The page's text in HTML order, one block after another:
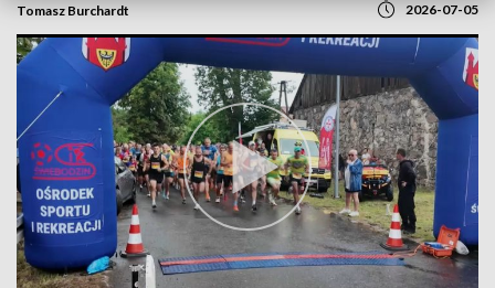
Tomasz Burchardt 2026-07-05